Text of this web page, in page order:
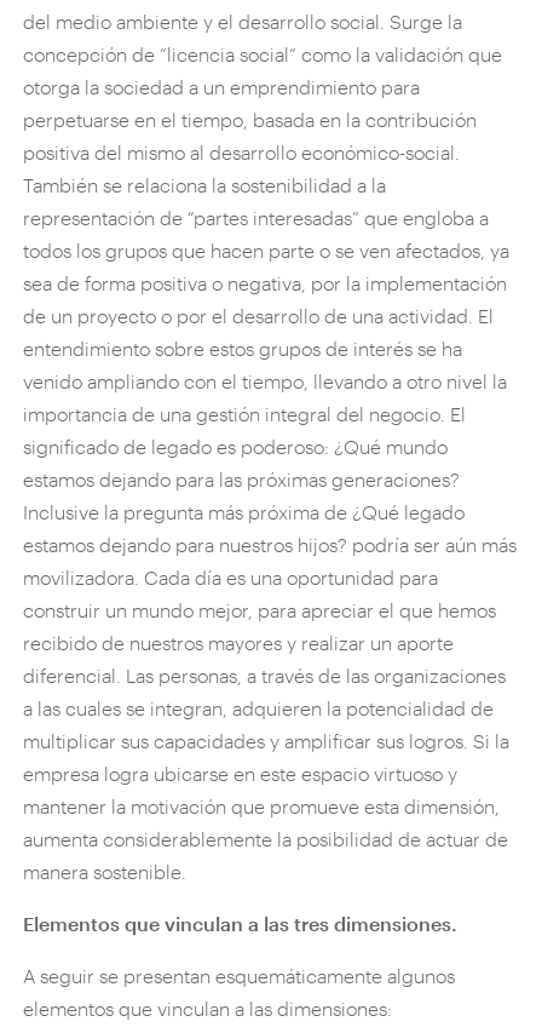
del medio ambiente y el desarrollo social. Surge la
concepción de “licencia social” como la validación que
otorga la sociedad a un emprendimiento para
perpetuarse en el tiempo, basada en la contribución
positiva del mismo al desarrollo económico-social.
También se relaciona la sostenibilidad a la
representación de “partes interesadas” que engloba a
todos los grupos que hacen parte o se ven afectados, ya
sea de forma positiva o negativa, por la implementación
de un proyecto o por el desarrollo de una actividad. El
entendimiento sobre estos grupos de interés se ha
venido ampliando con el tiempo, llevando a otro nivel la
importancia de una gestión integral del negocio. El
significado de legado es poderoso: ¿Qué mundo
estamos dejando para las próximas generaciones?
Inclusive la pregunta más próxima de ¿Qué legado
estamos dejando para nuestros hijos? podría ser aún más
movilizadora. Cada día es una oportunidad para
construir un mundo mejor, para apreciar el que hemos
recibido de nuestros mayores y realizar un aporte
diferencial. Las personas, a través de las organizaciones
a las cuales se integran, adquieren la potencialidad de
multiplicar sus capacidades y amplificar sus logros. Si la
empresa logra ubicarse en este espacio virtuoso y
mantener la motivación que promueve esta dimensión,
aumenta considerablemente la posibilidad de actuar de
manera sostenible.
Elementos que vinculan a las tres dimensiones.
A seguir se presentan esquemáticamente algunos
elementos que vinculan a las dimensiones: